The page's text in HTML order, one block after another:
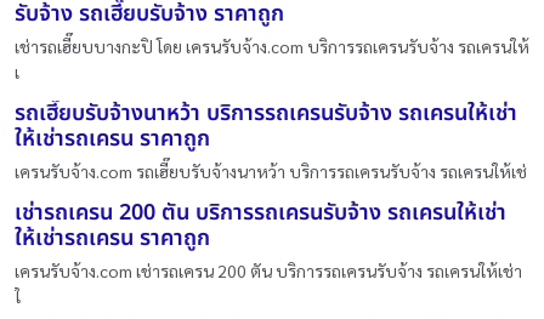
รับจ้าง รถเฮี๊ยบรับจ้าง ราคาถูก
เช่ารถเฮี๊ยบบางกะปิ โดย เครนรับจ้าง.com บริการรถเครนรับจ้าง รถเครนให้
เ
รถเฮี๊ยบรับจ้างนาหว้า บริการรถเครนรับจ้าง รถเครนให้เช่า
ให้เช่ารถเครน ราคาถูก
เครนรับจ้าง.com รถเฮี๊ยบรับจ้างนาหว้า บริการรถเครนรับจ้าง รถเครนให้เช่
เช่ารถเครน 200 ตัน บริการรถเครนรับจ้าง รถเครนให้เช่า
ให้เช่ารถเครน ราคาถูก
เครนรับจ้าง.com เช่ารถเครน 200 ตัน บริการรถเครนรับจ้าง รถเครนให้เช่า
ใ